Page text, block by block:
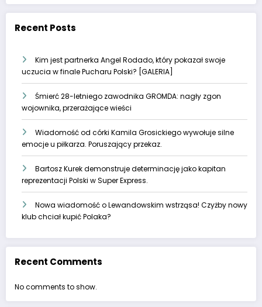
Recent Posts
Kim jest partnerka Angel Rodado, który pokazał swoje
uczucia w finale Pucharu Polski? [GALERIA]
Śmierć 28-letniego zawodnika GROMDA: nagły zgon
wojownika, przerażające wieści
Wiadomość od córki Kamila Grosickiego wywołuje silne
emocje u piłkarza. Poruszający przekaz.
Bartosz Kurek demonstruje determinację jako kapitan
reprezentacji Polski w Super Express.
Nowa wiadomość o Lewandowskim wstrząsa! Czyżby nowy
klub chciał kupić Polaka?
Recent Comments
No comments to show.